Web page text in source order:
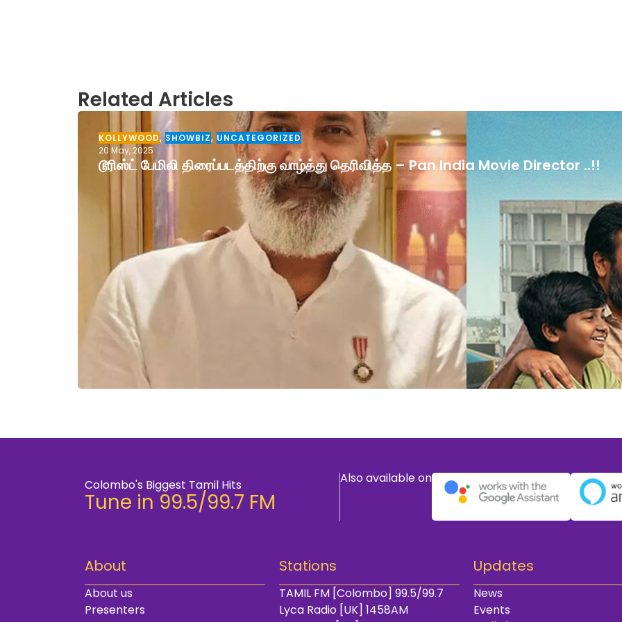
Related Articles
KOLLYWOOD,SHOWBIZ, UNCATEGORIZED
20 May, 2025
டூரிஸ்ட் பேமிலி திரைப்படத்திற்கு வாழ்த்து தெரிவித்த – Pan India Movie Director ..!!
Colombo's Biggest Tamil Hits
Tune in 99.5/99.7 FM
Also available on
About
About us
Presenters
Stations
TAMIL FM [Colombo] 99.5/99.7
Lyca Radio [UK] 1458AM
Updates
News
Events